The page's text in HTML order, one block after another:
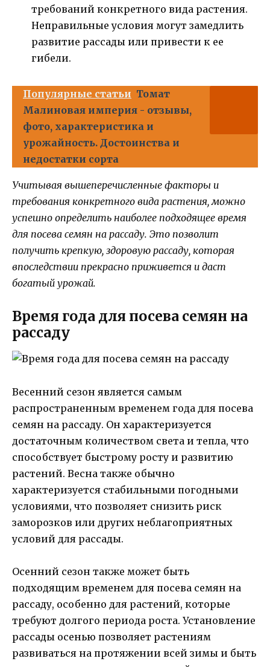
требований конкретного вида растения.
Неправильные условия могут замедлить
развитие рассады или привести к ее
гибели.
Популярные статьи Томат
Малиновая империя - отзывы,
фото, характеристика и
урожайность. Достоинства и
недостатки сорта
Учитывая вышеперечисленные факторы и
требования конкретного вида растения, можно
успешно определить наиболее подходящее время
для посева семян на рассаду. Это позволит
получить крепкую, здоровую рассаду, которая
впоследствии прекрасно приживется и даст
богатый урожай.
Время года для посева семян на
рассаду
Весенний сезон является самым
распространенным временем года для посева
семян на рассаду. Он характеризуется
достаточным количеством света и тепла, что
способствует быстрому росту и развитию
растений. Весна также обычно
характеризуется стабильными погодными
условиями, что позволяет снизить риск
заморозков или других неблагоприятных
условий для рассады.
Осенний сезон также может быть
подходящим временем для посева семян на
рассаду, особенно для растений, которые
требуют долгого периода роста. Установление
рассады осенью позволяет растениям
развиваться на протяжении всей зимы и быть